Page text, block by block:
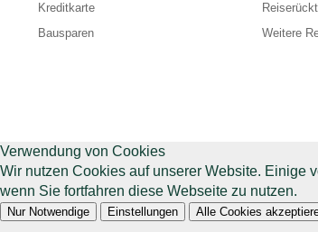
Kreditkarte
Bausparen
Weitere
Verwendung von Cookies
Wir nutzen Cookies auf unserer Website. Einige
wenn Sie fortfahren diese Webseite zu nutzen.
Nur Notwendige Einstellungen Alle Cookies